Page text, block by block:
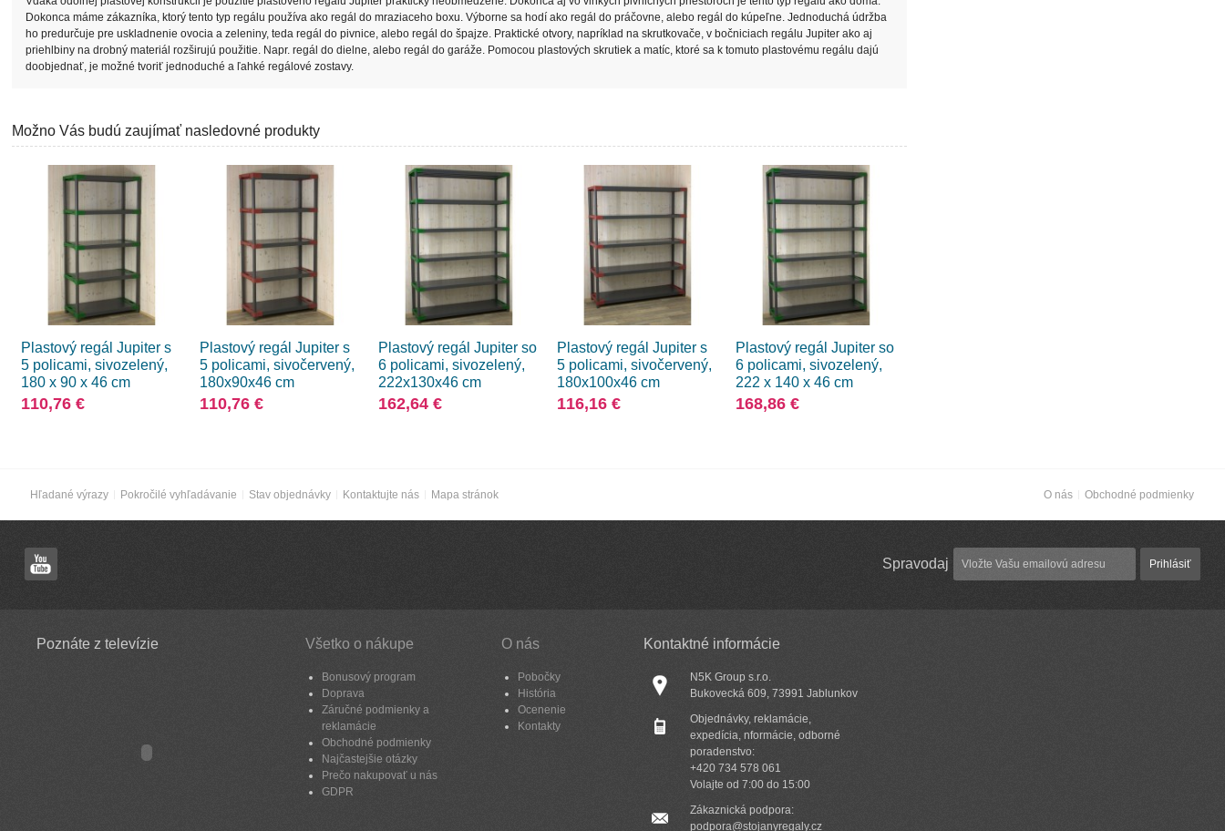
Dokonca máme zákazníka, ktorý tento typ regálu používa ako regál do mraziaceho boxu. Výborne sa hodí ako regál do práčovne, alebo regál do kúpeľne. Jednoduchá údržba
ho predurčuje pre uskladnenie ovocia a zeleniny, teda regál do pivnice, alebo regál do špajze. Praktické otvory, napríklad na skrutkovače, v bočniciach regálu Jupiter ako aj
priehlbiny na drobný materiál rozširujú použitie. Napr. regál do dielne, alebo regál do garáže. Pomocou plastových skrutiek a matíc, ktoré sa k tomuto plastovému regálu dajú
doobjednať, je možné tvoriť jednoduché a ľahké regálové zostavy.
Možno Vás budú zaujímať nasledovné produkty
Plastový regál Jupiter s
5 policami, sivozelený,
180 x 90 x 46 cm
110,76 €
Plastový regál Jupiter s
5 policami, sivočervený,
180x90x46 cm
110,76 €
Plastový regál Jupiter so
6 policami, sivozelený,
222x130x46 cm
162,64 €
Plastový regál Jupiter s
5 policami, sivočervený,
180x100x46 cm
116,16 €
Plastový regál Jupiter so
6 policami, sivozelený,
222 x 140 x 46 cm
168,86 €
Hľadané výrazy Pokročilé vyhľadávanie Stav objednávky Kontaktujte nás Mapa stránok O nás Obchodné podmienky
Spravodaj Prihlásiť
Poznáte z televízie Všetko o nákupe
Bonusový program
Doprava
Záručné podmienky a
reklamácie
Obchodné podmienky
Najčastejšie otázky
Prečo nakupovať u nás
GDPR
O nás
Pobočky
História
Ocenenie
Kontakty
Kontaktné informácie
N5K Group s.r.o.
Bukovecká 609, 73991 Jablunkov
Objednávky, reklamácie,
expedícia, nformácie, odborné
poradenstvo:
+420 734 578 061
Volajte od 7:00 do 15:00
Zákaznická podpora:
podpora@stojanyregaly.cz